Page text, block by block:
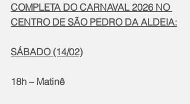
COMPLETA DO CARNAVAL 2026 NO
CENTRO DE SÃO PEDRO DA ALDEIA:
SÁBADO (14/02)
18h – Matinê